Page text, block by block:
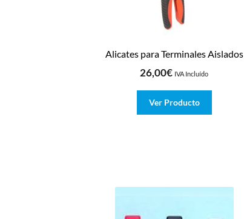
Alicates para Terminales Aislados
26,00€ IVA Incluído
Ver Producto